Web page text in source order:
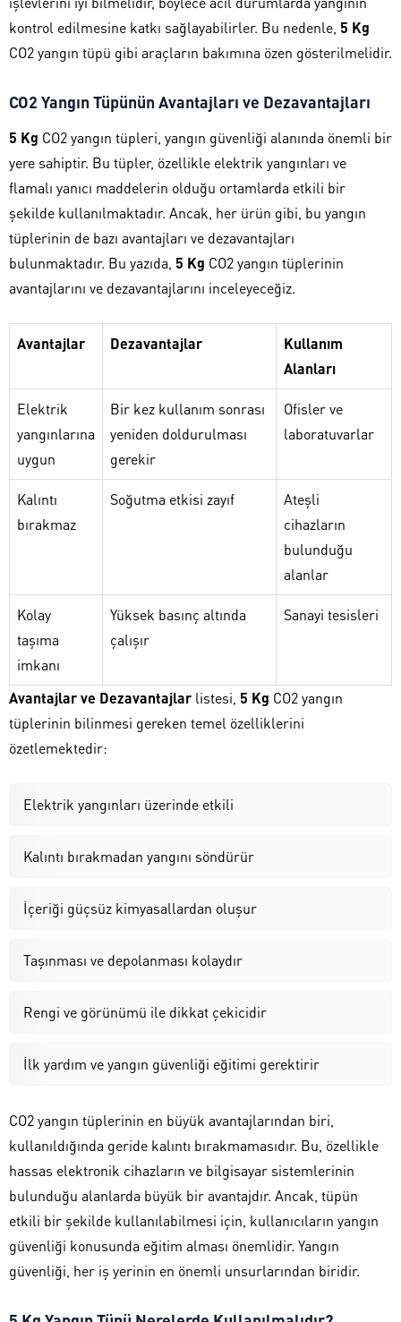
kontrol edilmesine katkı sağlayabilirler. Bu nedenle, 5 Kg
CO2 yangın tüpü gibi araçların bakımına özen gösterilmelidir.
CO2 Yangın Tüpünün Avantajları ve Dezavantajları
5 Kg CO2 yangın tüpleri, yangın güvenliği alanında önemli bir
yere sahiptir. Bu tüpler, özellikle elektrik yangınları ve
flamalı yanıcı maddelerin olduğu ortamlarda etkili bir
şekilde kullanılmaktadır. Ancak, her ürün gibi, bu yangın
tüplerinin de bazı avantajları ve dezavantajları
bulunmaktadır. Bu yazıda, 5 Kg CO2 yangın tüplerinin
avantajlarını ve dezavantajlarını inceleyeceğiz.
Avantajlar Dezavantajlar
Kullanım
Alanları
Elektrik
yangınlarına
uygun
Bir kez kullanım sonrası
yeniden doldurulması
gerekir
Ofisler ve
laboratuvarlar
Kalıntı
bırakmaz
Soğutma etkisi zayıf
Ateşli
cihazların
bulunduğu
alanlar
Kolay
taşıma
imkanı
Yüksek basınç altında
çalışır
Sanayi tesisleri
Avantajlar ve Dezavantajlar listesi, 5 Kg CO2 yangın
tüplerinin bilinmesi gereken temel özelliklerini
özetlemektedir:
Elektrik yangınları üzerinde etkili
Kalıntı bırakmadan yangını söndürür
İçeriği güçsüz kimyasallardan oluşur
Taşınması ve depolanması kolaydır
Rengi ve görünümü ile dikkat çekicidir
İlk yardım ve yangın güvenliği eğitimi gerektirir
CO2 yangın tüplerinin en büyük avantajlarından biri,
kullanıldığında geride kalıntı bırakmamasıdır. Bu, özellikle
hassas elektronik cihazların ve bilgisayar sistemlerinin
bulunduğu alanlarda büyük bir avantajdır. Ancak, tüpün
etkili bir şekilde kullanılabilmesi için, kullanıcıların yangın
güvenliği konusunda eğitim alması önemlidir. Yangın
güvenliği, her iş yerinin en önemli unsurlarından biridir.